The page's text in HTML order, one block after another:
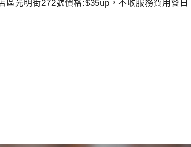
光明街272號價格:$35up，不收服務費用餐日